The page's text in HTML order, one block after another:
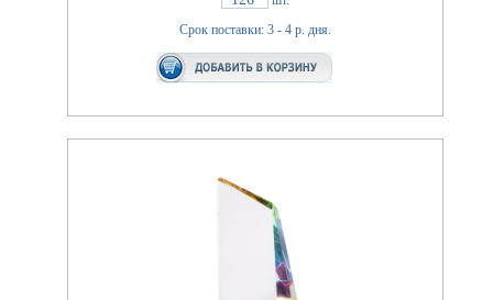
Срок поставки: 3 - 4 р. дня.